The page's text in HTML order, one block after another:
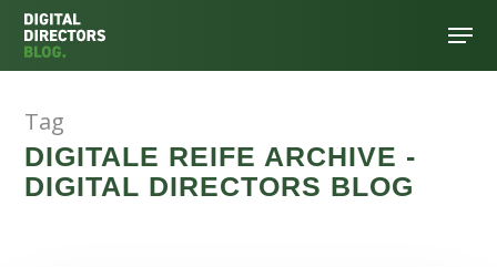
Hit enter to search or ESC to close
Tag
DIGITALE REIFE ARCHIVE -
DIGITAL DIRECTORS BLOG